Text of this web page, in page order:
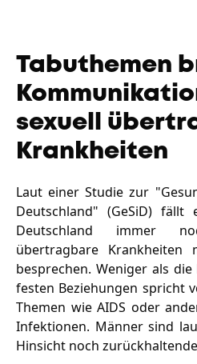
Tabuthemen
sexuell
Krankheiten
Laut einer Studie zur
Deutschland" (GeSiD) fällt
Deutschland immer
übertragbare
besprechen. Weniger als
festen Beziehungen spricht
Themen wie AIDS oder
Infektionen. Männer sind
Hinsicht noch